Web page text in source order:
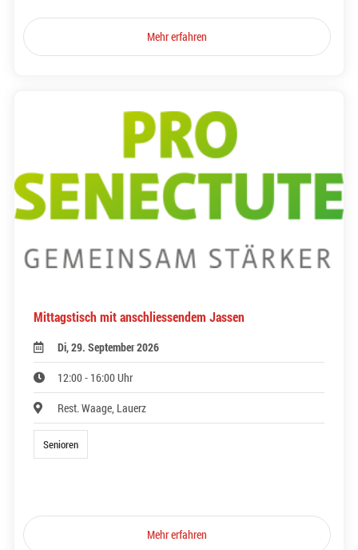
Mehr erfahren
Mittagstisch mit anschliessendem Jassen
Di, 29. September 2026
12:00 - 16:00 Uhr
Rest. Waage, Lauerz
Senioren
Mehr erfahren